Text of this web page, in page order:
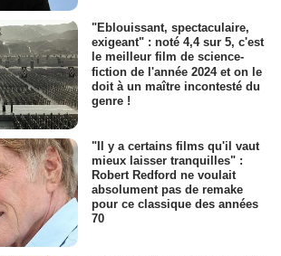
"Eblouissant, spectaculaire,
exigeant" : noté 4,4 sur 5, c'est
le meilleur film de science-
fiction de l'année 2024 et on le
doit à un maître incontesté du
genre !
"Il y a certains films qu'il vaut
mieux laisser tranquilles" :
Robert Redford ne voulait
absolument pas de remake
pour ce classique des années
70